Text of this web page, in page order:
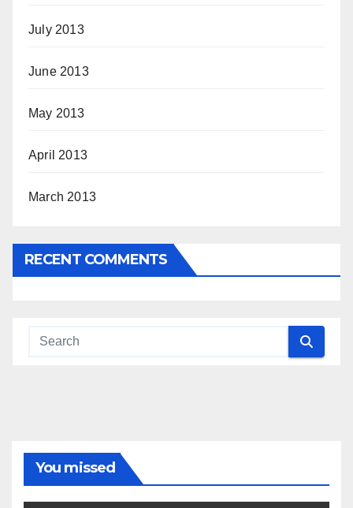
July 2013
June 2013
May 2013
April 2013
March 2013
RECENT COMMENTS
You missed